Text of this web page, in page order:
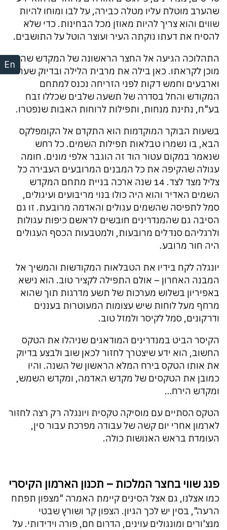
En
שהערב מוטלת עליו מטלה כבירה, על לבו ומוחו להיות
שווים והוא צריך להיות מאוזן מכל הבחינות. כדי שלא
להסיח את דעתו נוקתה העיר ועוצר הוטל על התושבים.
התהלוכה הגיעה אל החצר הראשונה של המקדש שהיה
מוכן לקראתו. כאן בילה את מרבית הלילה ובדיוק שעה
וארבעים וחמש דקות לפני הזריחה נכנס למתחם
המקודש והחל בסדרה של תשעה שלבים שכללו זבח
בע"ח, נתינת מנחות, ותפילות לרוחות האבות שנפטרו.
בשעות הבוקר המוקדמות הוא התקדם אל הקומפלקס
הבא, בו נשמרו טבלאות תפילות השמים. כל רחש
שנאמר במקום עטור הוד זה הוגבר אלפי מונים. חומה
עגולה שהקיפה את כל המבנים המרובעים העבירה כל
צליל מצד לצד. 14 שנה ארכה בניית מתחם המקדש
השמים האדיר והוא היה כולו בנוי מריבועים ועיגולים,
סמל לתפיסה שהשמים עגולים והאדמה מרובעת. זו גם
הסיבה גם שהמנדרינים חובשים לראשם כיפות עגולות
ולרגליהם סנדלים מרובעות, ולמטבעות הכסף העגולים
היה חור מרובע.
יונגלה לקח בידיו את הטבלאות המקודשות והמשיך אל
המבנה האחרון – אולם התפילה לקציר טוב. הוא נישא
באפיריון בשלוש מערכות של תשע מדרגות תוך שהוא
מרחף מעל לוחות שיש עצומות המעוטרות בעננים
ודרקונים, סמל לקיסר ולמזל טוב.
הקיסר הביט במנדרינים המודאגים שניהלו את הטקס
החשוב, הוא ידע שיצטרך לחזור לכאן שוב ולבצע בדיוק
את אותו הטקס בירח המלא הראשון של השנה. והיו
כמובן את הטקסים של מקדש האדמה, ומקדש השמש,
ומקדש הירח…
הטקס הסתיים עם מוסיקה טקסית ויונגלה רק רצה לחזור
לארמון אחרי יום קשה של עבודה מפרכת עבור סין,
העומדת בראש האנושות כולה.
פנג שווי בחצר המלכות – תכנון הארמון הקיסרי
כמו אצלנו, גם אצל הסינים קיימת האמרה "מצפון תפתח
הרעה", בסין יש לכך הגיון. הצפון קר ושורץ שבטי
מנצ'ורים ומונגולים עוינים, הדרום חם, פורה וידידותי. על